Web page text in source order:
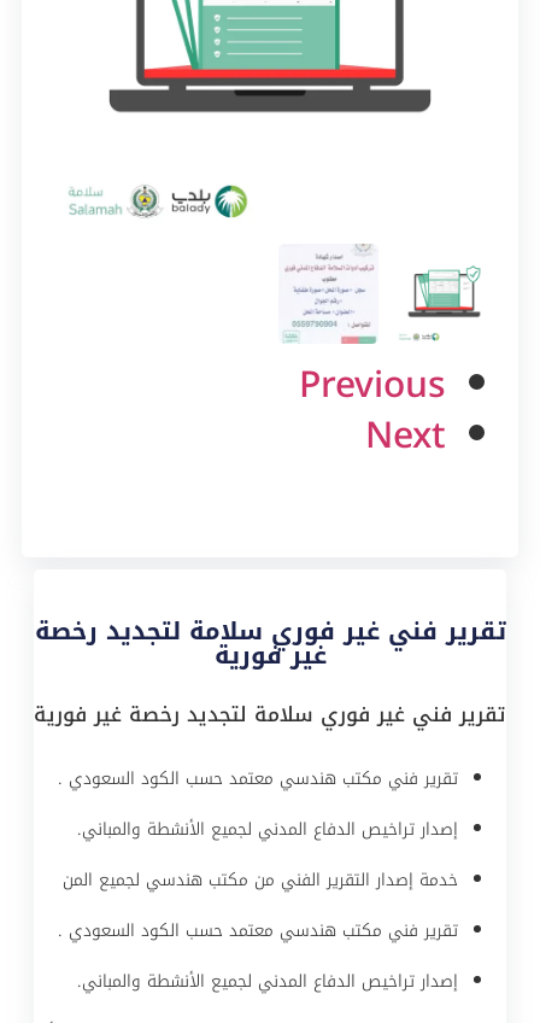
Previous
Next
تقرير فني غير فوري سلامة لتجديد رخصة
غير فورية
تقرير فني غير فوري سلامة لتجديد رخصة غير فورية
تقرير فني مكتب هندسي معتمد حسب الكود السعودي .
إصدار تراخيص الدفاع المدني لجميع الأنشطة والمباني.
خدمة إصدار التقرير الفني من مكتب هندسي لجميع المن
تقرير فني مكتب هندسي معتمد حسب الكود السعودي .
إصدار تراخيص الدفاع المدني لجميع الأنشطة والمباني.